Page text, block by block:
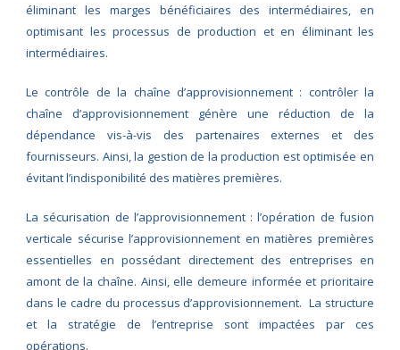
éliminant les marges bénéficiaires des intermédiaires, en
optimisant les processus de production et en éliminant les
intermédiaires.
Le contrôle de la chaîne d’approvisionnement : contrôler la
chaîne d’approvisionnement génère une réduction de la
dépendance vis-à-vis des partenaires externes et des
fournisseurs. Ainsi, la gestion de la production est optimisée en
évitant l’indisponibilité des matières premières.
La sécurisation de l’approvisionnement : l’opération de fusion
verticale sécurise l’approvisionnement en matières premières
essentielles en possédant directement des entreprises en
amont de la chaîne. Ainsi, elle demeure informée et prioritaire
dans le cadre du processus d’approvisionnement. La structure
et la stratégie de l’entreprise sont impactées par ces
opérations.